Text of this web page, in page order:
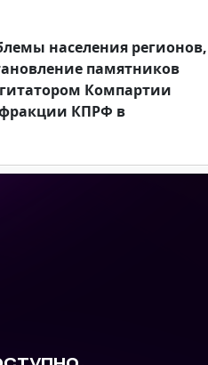
населения регионов,
памятников
Компартии
фракции КПРФ в